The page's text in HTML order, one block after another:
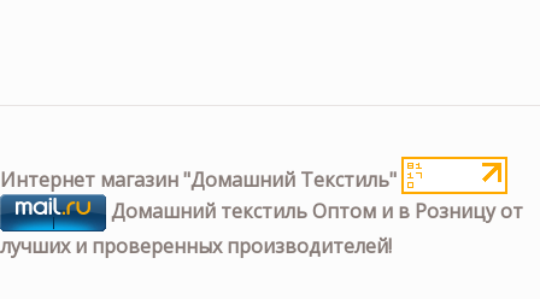
Интернет магазин "Домашний Текстиль"
Домашний текстиль Оптом и в Розницу от
лучших и проверенных производителей!